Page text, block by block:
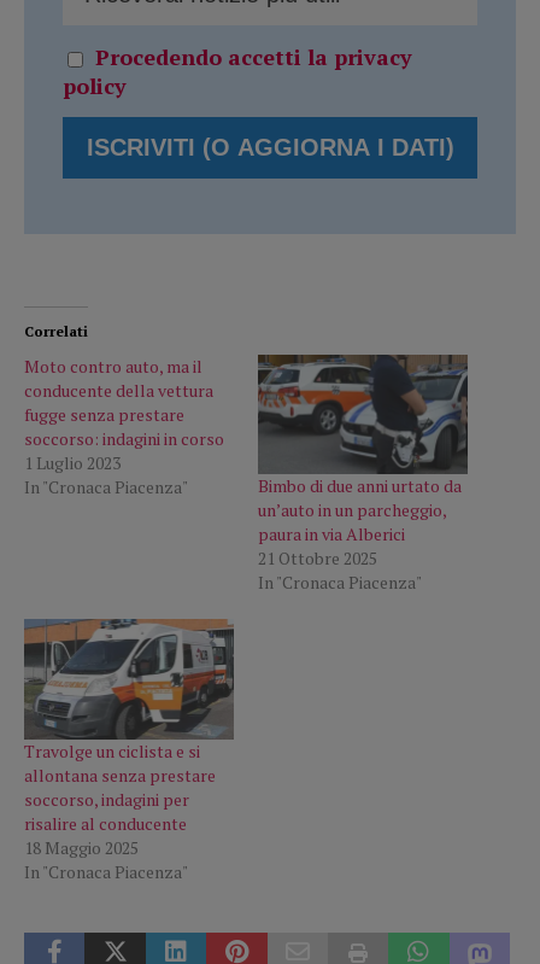
Procedendo accetti la privacy
policy
Correlati
Moto contro auto, ma il
conducente della vettura
fugge senza prestare
soccorso: indagini in corso
1 Luglio 2023
In "Cronaca Piacenza"
Bimbo di due anni urtato da
un’auto in un parcheggio,
paura in via Alberici
21 Ottobre 2025
In "Cronaca Piacenza"
Travolge un ciclista e si
allontana senza prestare
soccorso, indagini per
risalire al conducente
18 Maggio 2025
In "Cronaca Piacenza"